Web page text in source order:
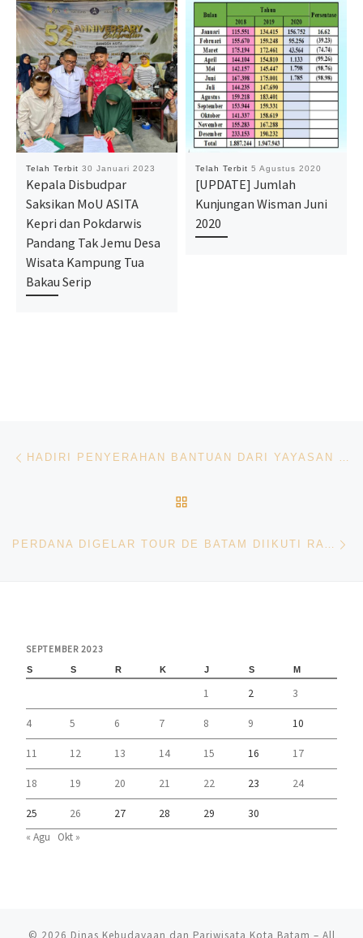
Telah Terbit 30 Januari 2023
Kepala Disbudpar
Saksikan MoU ASITA
Kepri dan Pokdarwis
Pandang Tak Jemu Desa
Wisata Kampung Tua
Bakau Serip
Telah Terbit 5 Agustus 2020
[UPDATE] Jumlah
Kunjungan Wisman Juni
2020
Navigasi pos HADIRI PENYERAHAN BANTUAN DARI YAYASAN CITRA MAS, JEFRIDIN UNGKAPKAN ANGKA STUNTING DI KOTA BATAM MENURUN
PERDANA DIGELAR TOUR DE BATAM DIIKUTI RATUSAN PESEPEDA MACANEGARA
SEPTEMBER 2023
S S R K J S M
1 2 3
4 5 6 7 8 9 10
11 12 13 14 15 16 17
18 19 20 21 22 23 24
25 26 27 28 29
30
« Agu
Okt »